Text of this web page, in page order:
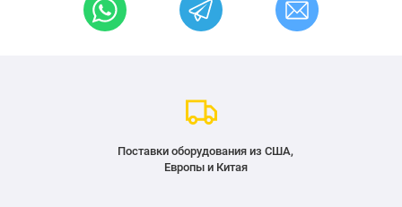
Поставки оборудования из США,
Европы и Китая